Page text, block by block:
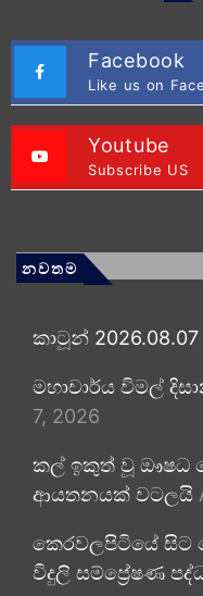
Facebook
Like us on
Youtube
Subscribe US
නවතම
කාටූන් 2026.08.07
මහාචාර්ය විමල්
7, 2026
කල් ඉකුත් වූ ඖෂධ
ආයතනයක් වටලයි
කෙරවලපිටියේ සිට
විදුලි සම්ප්‍රේෂණ